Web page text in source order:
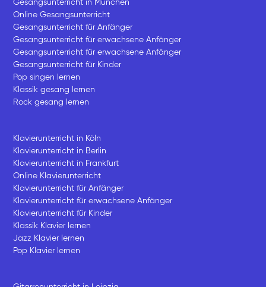
Gesangsunterricht in München
Online Gesangsunterricht
Gesangsunterricht für Anfänger
Gesangsunterricht für erwachsene Anfänger
Gesangsunterricht für erwachsene Anfänger
Gesangsunterricht für Kinder
Pop singen lernen
Klassik gesang lernen
Rock gesang lernen
Klavierunterricht in Köln
Klavierunterricht in Berlin
Klavierunterricht in Frankfurt
Online Klavierunterricht
Klavierunterricht für Anfänger
Klavierunterricht für erwachsene Anfänger
Klavierunterricht für Kinder
Klassik Klavier lernen
Jazz Klavier lernen
Pop Klavier lernen